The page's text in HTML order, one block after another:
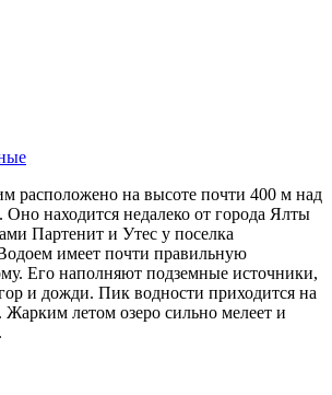
расположено на высоте почти 400 м над
Оно находится недалеко от города Ялты
Партенит и Утес у поселка
имеет почти правильную
Его наполняют подземные источники,
и дожди. Пик водности приходится на
Жарким летом озеро сильно мелеет и